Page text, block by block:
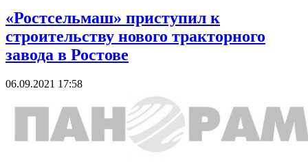
«Ростсельмаш» приступил к
строительству нового тракторного
завода в Ростове
06.09.2021 17:58